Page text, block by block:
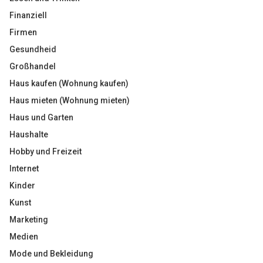
Finanziell
Firmen
Gesundheid
Großhandel
Haus kaufen (Wohnung kaufen)
Haus mieten (Wohnung mieten)
Haus und Garten
Haushalte
Hobby und Freizeit
Internet
Kinder
Kunst
Marketing
Medien
Mode und Bekleidung